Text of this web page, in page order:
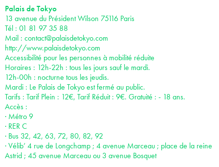
Palais de Tokyo
13 avenue du Président Wilson 75116 Paris
Tél : 01 81 97 35 88
Mail : contact@palaisdetokyo.com
http://www.palaisdetokyo.com
Accessibilité pour les personnes à mobilité réduite
Horaires : 12h-22h : tous les jours sauf le mardi.
12h-00h : nocturne tous les jeudis.
Mardi : Le Palais de Tokyo est fermé au public.
Tarifs : Tarif Plein : 12€, Tarif Réduit : 9€. Gratuité : - 18 ans.
Accès :
· Métro 9
· RER C
· Bus 32, 42, 63, 72, 80, 82, 92
· Vélib’ 4 rue de Longchamp ; 4 avenue Marceau ; place de la reine
Astrid ; 45 avenue Marceau ou 3 avenue Bosquet